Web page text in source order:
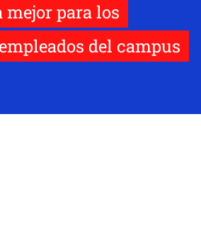
para los
del campus